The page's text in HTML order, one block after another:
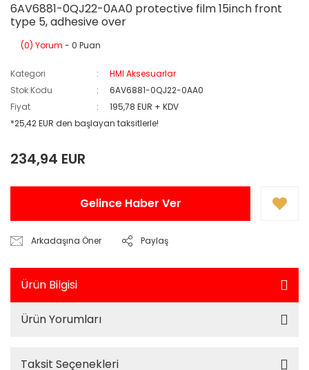
6AV6881-0QJ22-0AA0 protective film 15inch front
type 5, adhesive over
(0) Yorum - 0 Puan
Kategori
HMI Aksesuarlar
Stok Kodu
6AV6881-0QJ22-0AA0
Fiyat
195,78 EUR + KDV
*25,42 EUR den başlayan taksitlerle!
234,94 EUR
Gelince Haber Ver
Arkadaşına Öner Paylaş
Ürün Bilgisi
Ürün Yorumları
Taksit Seçenekleri